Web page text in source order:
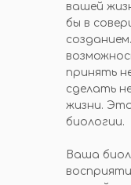
вашей
бы в
принять
сделать
жизни.
биологии.
Ваша